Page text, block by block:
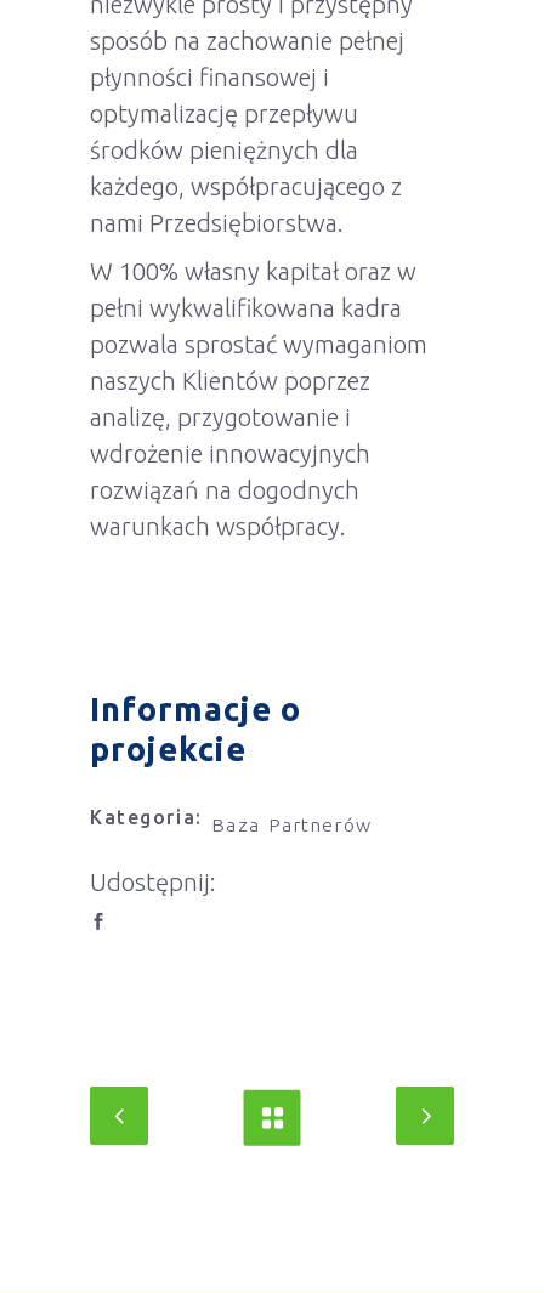
sposób na zachowanie pełnej
płynności finansowej i
optymalizację przepływu
środków pieniężnych dla
każdego, współpracującego z
nami Przedsiębiorstwa.
W 100% własny kapitał oraz w
pełni wykwalifikowana kadra
pozwala sprostać wymaganiom
naszych Klientów poprzez
analizę, przygotowanie i
wdrożenie innowacyjnych
rozwiązań na dogodnych
warunkach współpracy.
Informacje o
projekcie
Kategoria: Baza Partnerów
Udostępnij: